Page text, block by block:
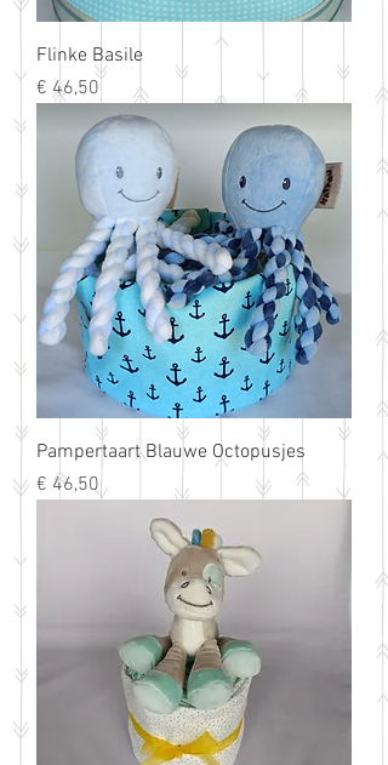
Flinke Basile
Prijs
€ 46,50
Pampertaart Blauwe Octopusjes
Prijs
€ 46,50